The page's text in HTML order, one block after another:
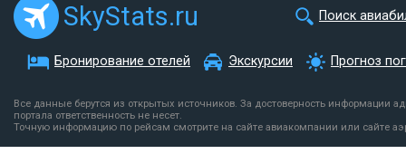
SkyStats.ru Поиск
Бронирование отелей Экскурсии Прогноз
Все данные берутся из открытых источников. За достоверность информации
портала ответственность не несет.
Точную информацию по рейсам смотрите на сайте авиакомпании или сайте